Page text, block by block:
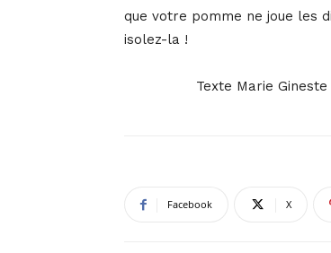
que votre pomme ne joue les
isolez-la !
Texte Marie
Facebook X